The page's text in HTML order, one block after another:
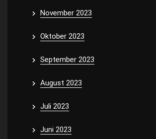
November 2023
Oktober 2023
September 2023
August 2023
Juli 2023
Juni 2023